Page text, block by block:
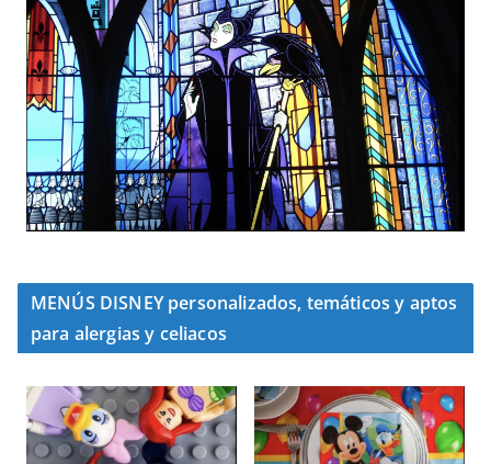
MENÚS DISNEY personalizados, temáticos y aptos
para alergias y celiacos